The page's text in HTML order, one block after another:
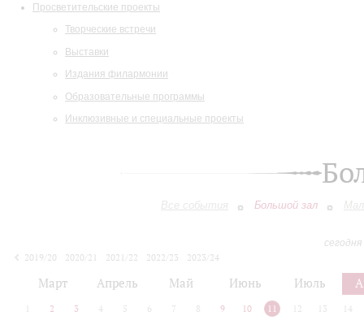
Просветительские проекты
Творческие встречи
Выставки
Издания филармонии
Образовательные программы
Инклюзивные и специальные проекты
Все события Большой зал
2019/20
2020/21 2021/22 2022/23
2023/24
Март Апрель Май Июнь Июль
2 3 4 5 6 7 8 9 10 11 12 13 14